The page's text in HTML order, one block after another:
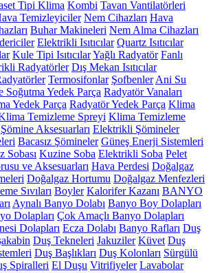
Tipi Klima Kombi Tavan Vantilatörleri
Temizleyiciler Nem Cihazları Hava
Buhar Makineleri Nem Alma Cihazları
Elektrikli Isıtıcılar Quartz Isıtıcılar
Kule Tipi IsıtıcılarYağlı Radyatör Fanlı
Radyatörler Dış Mekan Isıtıcılar
Termosifonlar Şofbenler Ani Su
Soğutma Yedek Parça Radyatör Vanaları
Yedek Parça Radyatör Yedek Parça Klima
Temizleme Spreyi Klima Temizleme
Şömine Aksesuarları Elektrikli Şömineler
Bacasız Şömineler Güneş Enerji Sistemleri
Sobası Kuzine Soba Elektrikli Soba Pelet
ve Aksesuarları Hava Perdesi Doğalgaz
Doğalgaz Hortumu Doğalgaz Menfezleri
Sıvıları Boyler Kalorifer Kazanı BANYO
Aynalı Banyo Dolabı Banyo Boy Dolapları
Dolapları Çok Amaçlı Banyo Dolapları
Dolapları Ecza Dolabı Banyo Rafları Duş
Duş Tekneleri Jakuziler Küvet Duş
Duş Başlıkları Duş Kolonları Sürgülü
Spiralleri El Duşu Vitrifiyeler Lavabolar